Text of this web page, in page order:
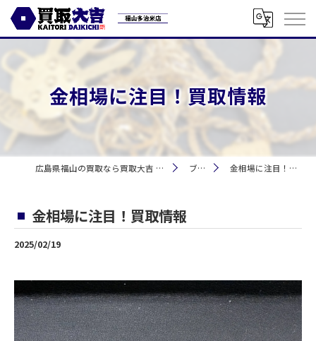
金相場に注目！買取情報
広島県福山の買取なら買取大吉 福山多治米店 ブログ 金相場に注目！買取情報
金相場に注目！買取情報
2025/02/19